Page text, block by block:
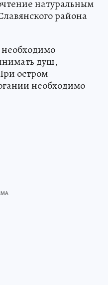
натуральным
района
необходимо
душ,
остром
необходимо